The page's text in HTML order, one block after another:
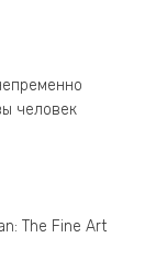
человек
The Fine Art